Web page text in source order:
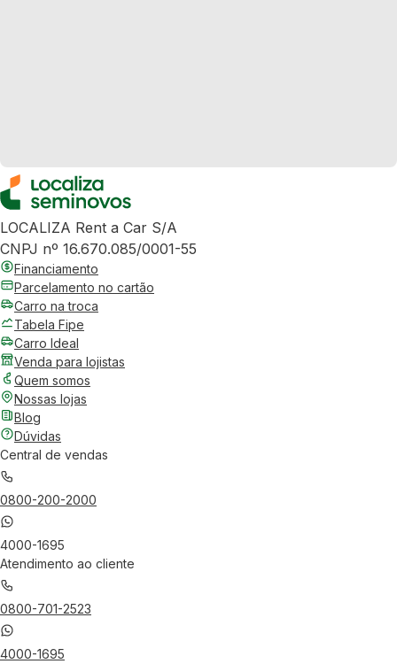
LOCALIZA Rent a Car S/A
CNPJ nº 16.670.085/0001-55
Financiamento
Parcelamento no cartão
Carro na troca
Tabela Fipe
Carro Ideal
Venda para lojistas
Quem somos
Nossas lojas
Blog
Dúvidas
Central de vendas
0800-200-2000
4000-1695
Atendimento ao cliente
0800-701-2523
4000-1695